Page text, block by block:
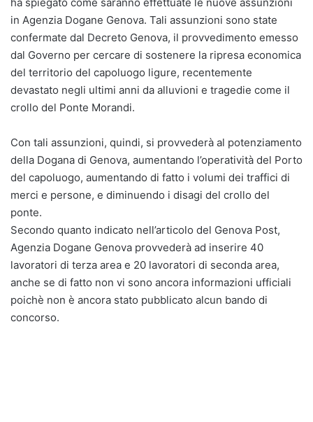
ha spiegato come saranno effettuate le nuove assunzioni
in Agenzia Dogane Genova. Tali assunzioni sono state
confermate dal Decreto Genova, il provvedimento emesso
dal Governo per cercare di sostenere la ripresa economica
del territorio del capoluogo ligure, recentemente
devastato negli ultimi anni da alluvioni e tragedie come il
crollo del Ponte Morandi.
Con tali assunzioni, quindi, si provvederà al potenziamento
della Dogana di Genova, aumentando l’operatività del Porto
del capoluogo, aumentando di fatto i volumi dei traffici di
merci e persone, e diminuendo i disagi del crollo del
ponte.
Secondo quanto indicato nell’articolo del Genova Post,
Agenzia Dogane Genova provvederà ad inserire 40
lavoratori di terza area e 20 lavoratori di seconda area,
anche se di fatto non vi sono ancora informazioni ufficiali
poichè non è ancora stato pubblicato alcun bando di
concorso.